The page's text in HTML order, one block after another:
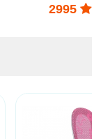
2995